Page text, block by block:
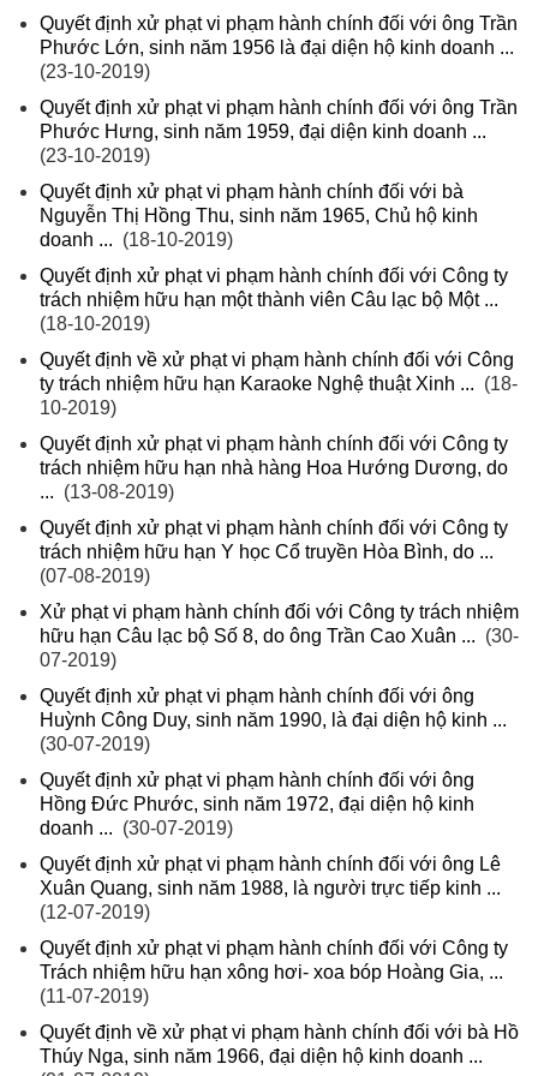
Quyết định xử phạt vi phạm hành chính đối với ông Trần
Phước Lớn, sinh năm 1956 là đại diện hộ kinh doanh ...
(23-10-2019)
Quyết định xử phạt vi phạm hành chính đối với ông Trần
Phước Hưng, sinh năm 1959, đại diện kinh doanh ...
(23-10-2019)
Quyết định xử phạt vi phạm hành chính đối với bà
Nguyễn Thị Hồng Thu, sinh năm 1965, Chủ hộ kinh
doanh ... (18-10-2019)
Quyết định xử phạt vi phạm hành chính đối với Công ty
trách nhiệm hữu hạn một thành viên Câu lạc bộ Một ...
(18-10-2019)
Quyết định về xử phạt vi phạm hành chính đối với Công
ty trách nhiệm hữu hạn Karaoke Nghệ thuật Xinh ... (18-
10-2019)
Quyết định xử phạt vi phạm hành chính đối với Công ty
trách nhiệm hữu hạn nhà hàng Hoa Hướng Dương, do
... (13-08-2019)
Quyết định xử phạt vi phạm hành chính đối với Công ty
trách nhiệm hữu hạn Y học Cổ truyền Hòa Bình, do ...
(07-08-2019)
Xử phạt vi phạm hành chính đối với Công ty trách nhiệm
hữu hạn Câu lạc bộ Số 8, do ông Trần Cao Xuân ... (30-
07-2019)
Quyết định xử phạt vi phạm hành chính đối với ông
Huỳnh Công Duy, sinh năm 1990, là đại diện hộ kinh ...
(30-07-2019)
Quyết định xử phạt vi phạm hành chính đối với ông
Hồng Đức Phước, sinh năm 1972, đại diện hộ kinh
doanh ... (30-07-2019)
Quyết định xử phạt vi phạm hành chính đối với ông Lê
Xuân Quang, sinh năm 1988, là người trực tiếp kinh ...
(12-07-2019)
Quyết định xử phạt vi phạm hành chính đối với Công ty
Trách nhiệm hữu hạn xông hơi- xoa bóp Hoàng Gia, ...
(11-07-2019)
Quyết định về xử phạt vi phạm hành chính đối với bà Hồ
Thúy Nga, sinh năm 1966, đại diện hộ kinh doanh ...